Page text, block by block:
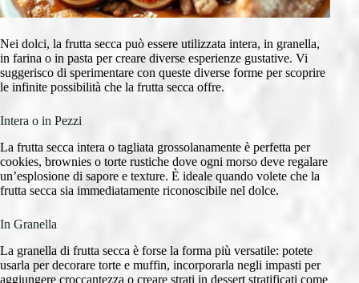
Nei dolci, la frutta secca può essere utilizzata intera, in granella,
in farina o in pasta per creare diverse esperienze gustative. Vi
suggerisco di sperimentare con queste diverse forme per scoprire
le infinite possibilità che la frutta secca offre.
Intera o in Pezzi
La frutta secca intera o tagliata grossolanamente è perfetta per
cookies, brownies o torte rustiche dove ogni morso deve regalare
un’esplosione di sapore e texture. È ideale quando volete che la
frutta secca sia immediatamente riconoscibile nel dolce.
In Granella
La granella di frutta secca è forse la forma più versatile: potete
usarla per decorare torte e muffin, incorporarla negli impasti per
aggiungere croccantezza o creare strati in dessert stratificati come